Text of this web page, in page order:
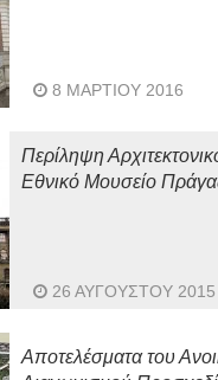
8 ΜΑΡΤΊΟΥ 2016
Περίληψη
Εθνικό Μουσείο
26 ΑΥΓΟΎΣΤΟΥ 2015
Αποτελέσματα του